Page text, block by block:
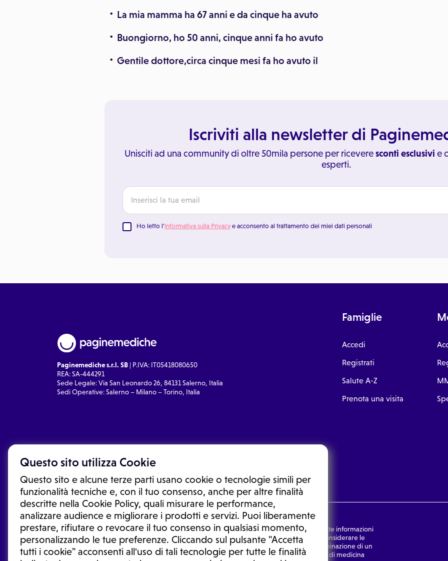
Questo sito utilizza Cookie
Questo sito e alcune terze parti usano cookie o tecnologie simili per
funzionalità tecniche e, con il tuo consenso, anche per altre finalità
descritte nella Cookie Policy, quali misurare le performance,
analizzare audience e migliorare i prodotti e servizi. Puoi liberamente
prestare, rifiutare o revocare il tuo consenso in qualsiasi momento,
personalizzando le tue preferenze. Cliccando sul pulsante "Accetta
tutti i cookie" acconsenti all'uso di tali tecnologie per tutte le finalità
La mia mamma ha 67 anni e da cinque ha avuto
Buongiorno, ho 50 anni, cinque anni fa ho avuto
Gentile dottore,circa cinque mesi fa ho avuto il
Iscriviti alla newsletter di
Unisciti ad una community di oltre 50mila persone per riceveresconti esclusivi e
esperti.
Ho letto l'Informativa sulla Privacy e acconsento al trattamento dei miei dati personali
Paginemediche s.r.l. SB | P.IVA: IT05418080650
REA: SA-444291
Sede Legale: Via San Leonardo 26, 84131 Salerno, Italia
Sedi Operative: Salerno – Milano – Torino, Italia
Famiglie
Accedi
Registrati
Salute A-Z
Prenota una visita
Le informazioni proposte in questo sito non sono un consulto medico. In nessun caso, queste informazioni
sostituiscono un consulto, una visita o una diagnosi formulata dal medico. Non si devono considerare le
informazioni disponibili come suggerimenti per la formulazione di una diagnosi, la determinazione di un
trattamento o l'assunzione o sospensione di un farmaco senza prima consultare un medico di medicina